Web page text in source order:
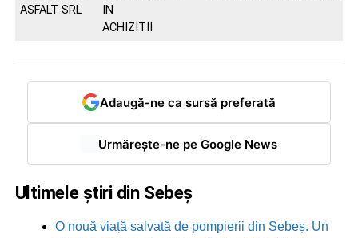
ASFALT SRL
IN
ACHIZITII
Adaugă-ne ca sursă preferată
Urmărește-ne pe Google News
Ultimele știri din Sebeș
O nouă viață salvată de pompierii din Sebeș. Un